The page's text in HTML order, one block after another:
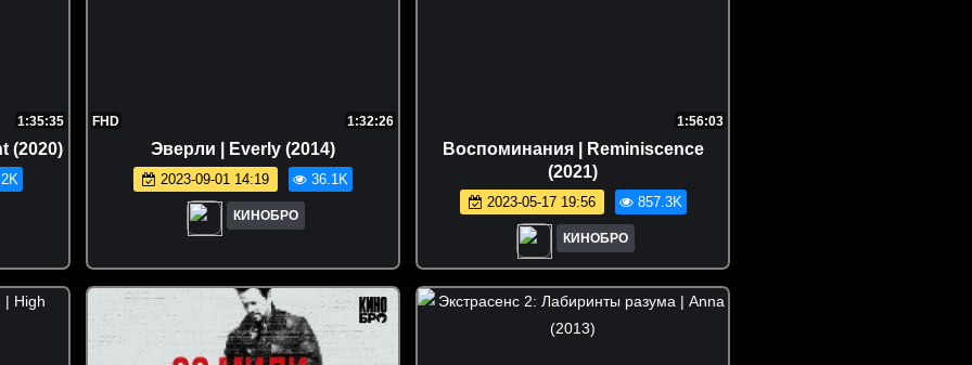
1:35:35
(2020)
FHD 1:32:26
Эверли | Everly (2014)
2023-09-01 14:19 36.1K
КИНОБРО
1:56:03
Воспоминания | Reminiscence
(2021)
2023-05-17 19:56 857.3K
КИНОБРО